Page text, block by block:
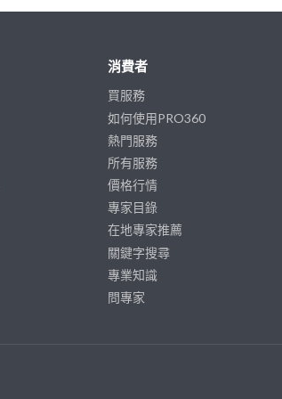
消費者
買服務
如何使用PRO360
熱門服務
所有服務
價格行情
專家目錄
在地專家推薦
關鍵字搜尋
專業知識
問專家